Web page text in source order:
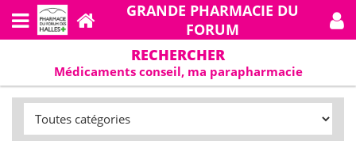
GRANDE PHARMACIE DU
FORUM
RECHERCHER
Médicaments conseil, ma parapharmacie